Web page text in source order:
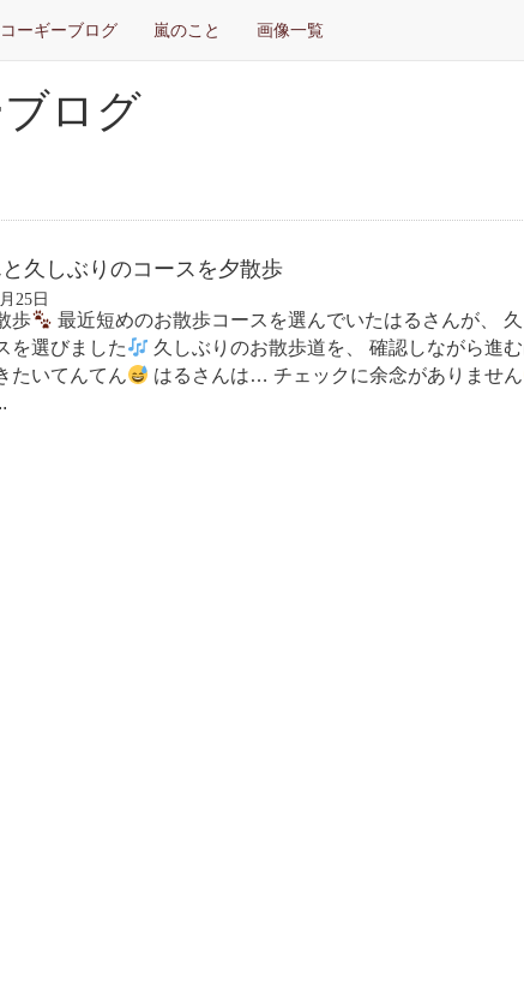
コーギーブログ 嵐のこと 画像一覧
ログ
久しぶりのコースを夕散歩
25日
歩
最近短めのお散歩コースを選んでいたはるさんが、
を選びました
久しぶりのお散歩道を、 確認しながら進
たいてんてん
はるさんは… チェックに余念がありません